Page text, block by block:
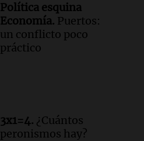
Política esquina
Economía. Puertos:
un conflicto poco
práctico
3x1=4. ¿Cuántos
peronismos hay?